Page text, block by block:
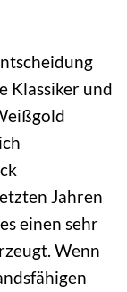
Klassiker und
Jahren
einen sehr
Wenn